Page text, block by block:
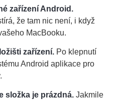
zařízení Android.
že tam nic není, i když
MacBooku.
zařízení. Po klepnutí
Android aplikace pro
složka je prázdná. Jakmile